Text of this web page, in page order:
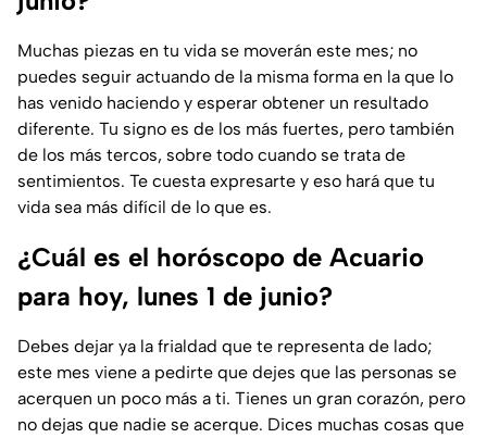
Muchas piezas en tu vida se moverán este mes; no
puedes seguir actuando de la misma forma en la que lo
has venido haciendo y esperar obtener un resultado
diferente. Tu signo es de los más fuertes, pero también
de los más tercos, sobre todo cuando se trata de
sentimientos. Te cuesta expresarte y eso hará que tu
vida sea más difícil de lo que es.
¿Cuál es el horóscopo de Acuario
para hoy, lunes 1 de junio?
Debes dejar ya la frialdad que te representa de lado;
este mes viene a pedirte que dejes que las personas se
acerquen un poco más a ti. Tienes un gran corazón, pero
no dejas que nadie se acerque. Dices muchas cosas que